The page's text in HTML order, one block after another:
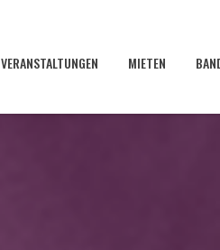
VERANSTALTUNGEN MIETEN